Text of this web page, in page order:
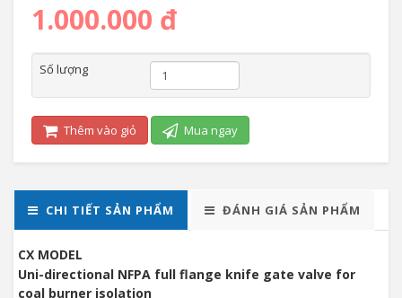
1.000.000 đ
Số lượng
Thêm vào giỏ Mua ngay
CHI TIẾT SẢN PHẨM ĐÁNH GIÁ SẢN PHẨM
CX MODEL
Uni-directional NFPA full flange knife gate valve for
coal burner isolation